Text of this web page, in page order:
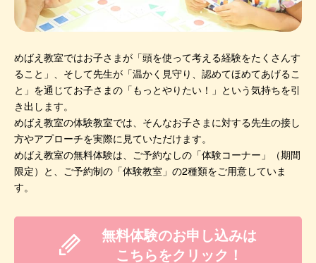
めばえ教室ではお子さまが「頭を使って考える経験をたくさんす
ること」、そして先生が「温かく見守り、認めてほめてあげるこ
と」を通じてお子さまの「もっとやりたい！」という気持ちを引
き出します。
めばえ教室の体験教室では、そんなお子さまに対する先生の接し
方やアプローチを実際に見ていただけます。
めばえ教室の無料体験は、ご予約なしの「体験コーナー」（期間
限定）と、ご予約制の「体験教室」の2種類をご用意していま
す。
無料体験のお申し込みは
こちらをクリック！